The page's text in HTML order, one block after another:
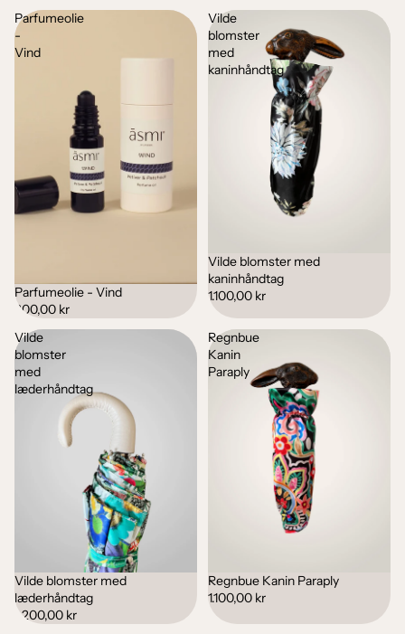
Parfumeolie
-
Vind
Parfumeolie - Vind
200,00 kr
Vilde
blomster
med
kaninhåndtag
Vilde blomster med
kaninhåndtag
1.100,00 kr
Vilde
blomster
med
læderhåndtag
Vilde blomster med
læderhåndtag
1.200,00 kr
Regnbue
Kanin
Paraply
Udsolgt
Regnbue Kanin Paraply
1.100,00 kr